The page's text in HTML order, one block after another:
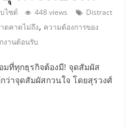
ไซต์ 448 views
Distract
ดคาดไม่ถึง, ความต้องการของ
งานต้อนรับ
มที่ทุกธุรกิจต้องมี! จุดสัมผัส
าจุดสัมผัสกวนใจ โดยสุรวงศ์